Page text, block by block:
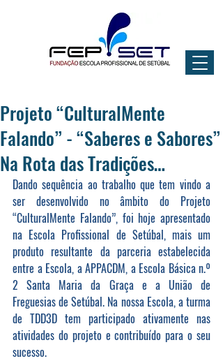
Projeto “CulturalMente
Falando” - “Saberes e Sabores”
Na Rota das Tradições…
Dando sequência ao trabalho que tem vindo a
ser desenvolvido no âmbito do Projeto
“CulturalMente Falando”, foi hoje apresentado
na Escola Profissional de Setúbal, mais um
produto resultante da parceria estabelecida
entre a Escola, a APPACDM, a Escola Básica n.º
2 Santa Maria da Graça e a União de
Freguesias de Setúbal. Na nossa Escola, a turma
de TDD3D tem participado ativamente nas
atividades do projeto e contribuído para o seu
sucesso.